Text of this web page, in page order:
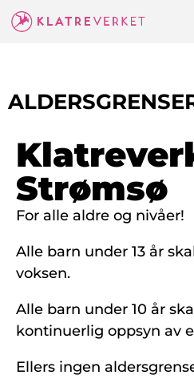
Strømsø
For alle aldre og nivåer!
Alle barn under 13 år
voksen.
Alle barn under 10 år
kontinuerlig oppsyn av
Ellers ingen